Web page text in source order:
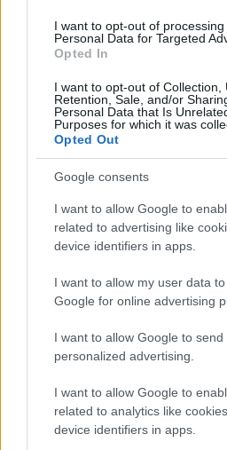
I want to opt-out of processing
Personal Data for Targeted
Opted In
I want to opt-out of Collection,
Retention, Sale, and/or
Personal Data that Is
Purposes for which it was
Opted Out
Google consents
I want to allow Google to
related to advertising like
device identifiers in apps.
I want to allow my user data
Google for online advertising
I want to allow Google to send
personalized advertising.
I want to allow Google to
related to analytics like
device identifiers in apps.
Tananyag
Egyetemes történelem
A második világháború
Fordulat a háború
szövetségesek
szövetségesek
győzelme
Lapszám